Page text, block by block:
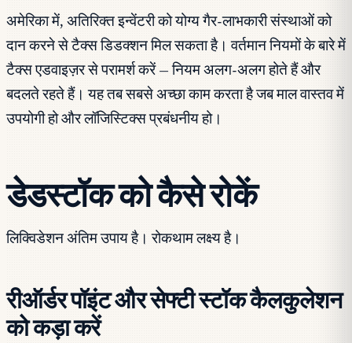
अमेरिका में, अतिरिक्त इन्वेंटरी को योग्य गैर-लाभकारी संस्थाओं को
दान करने से टैक्स डिडक्शन मिल सकता है। वर्तमान नियमों के बारे में
टैक्स एडवाइज़र से परामर्श करें — नियम अलग-अलग होते हैं और
बदलते रहते हैं। यह तब सबसे अच्छा काम करता है जब माल वास्तव में
उपयोगी हो और लॉजिस्टिक्स प्रबंधनीय हो।
डेडस्टॉक को कैसे रोकें
लिक्विडेशन अंतिम उपाय है। रोकथाम लक्ष्य है।
रीऑर्डर पॉइंट और सेफ्टी स्टॉक कैलकुलेशन
को कड़ा करें